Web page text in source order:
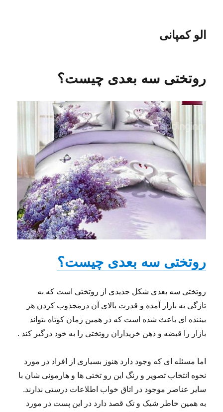
الو کمپانی
روتختی سه بعدی چیست؟
روتختی سه بعدی چیست؟
روتختی سه بعدی شکل جدیدی از روتختی است که به
تازگی به بازار آمده و قدرت بالای آن درمجذوب کردن هر
بیننده ای باعث شده است که در همین زمان کوتاه بتواند
بازار را قبضه و ذهن خریداران روتختی را به خود درگیر کند .
اما مسئله ای که وجود دارد هنوز بسیاری از افراد در مورد
نحوه انتخاب تصویر و رنگ این رو تختی ها و هارمونی شان با
سایر عناصر موجود در اتاق خواب اطلاعات درستی ندارند.
به همین خاطر شیک و تک قصد دارد در این پست در مورد